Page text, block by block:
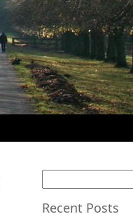
Recent Posts